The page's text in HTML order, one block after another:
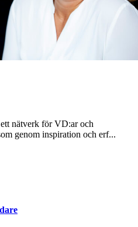
nätverk för VD:ar och
genom inspiration och erf...